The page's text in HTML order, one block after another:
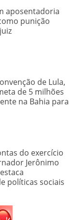
aposentadoria
punição
de Lula,
de 5 milhões
na Bahia para
do exercício
Jerônimo
políticas sociais